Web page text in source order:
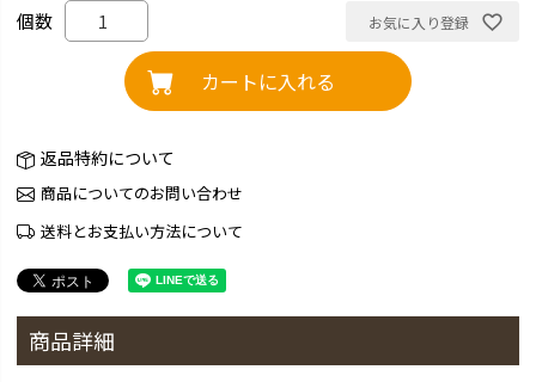
お気に入り登録
カートに入れる
返品特約について
商品についてのお問い合わせ
送料とお支払い方法について
商品詳細